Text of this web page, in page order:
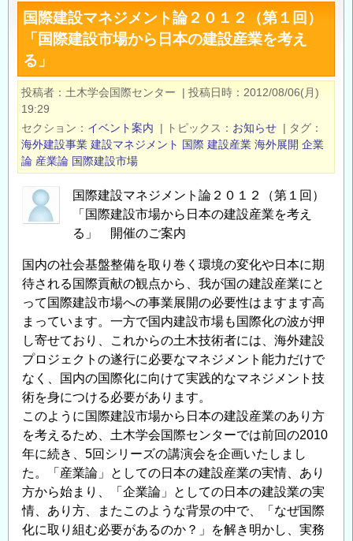
設
マ
ネ
ジ
メ
ト
論
０
（第
２
回）
「欧
州
建
設
企
業
の
事
業
拡
大
戦
国際建設マネジメント論２０１２（第１回）
「国際建設市場から日本の建設産業を考え
る」
投稿者 土木学会国際センター | 投稿日時
2012/08/06(月)
19:29
セクション
イベント案内 | トピックス お知らせ | タグ
海外建設事業 建設マネジメント 国際 建設産業 海外展開 企業
論 産業論 国際建設市場
国際建設マネジメント論２０１２（第１回）
「国際建設市場から日本の建設産業を考え
る」 開催のご案内
国内の社会基盤整備を取り巻く環境の変化や日本に期
待される国際貢献の観点から、我が国の建設産業にと
って国際建設市場への事業展開の必要性はますます高
まっています。一方で国内建設市場も国際化の波が押
し寄せており、これからの土木技術者には、海外建設
プロジェクトの遂行に必要なマネジメント能力だけで
なく、国内の国際化に向けて実践的なマネジメント技
術を身につける必要があります。
このように国際建設市場から日本の建設産業のあり方
を考えるため、土木学会国際センターでは前回の2010
年に続き、5回シリーズの講演会を企画いたしまし
た。「産業論」としての日本の建設産業の実情、あり
方から始まり、「企業論」としての日本の建設業の実
情、あり方、またこのような背景の中で、「なぜ国際
化に取り組む必要があるのか？」を解き明かし、実務